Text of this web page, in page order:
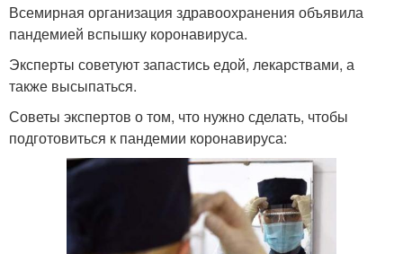
Всемирная организация здравоохранения объявила
пандемией вспышку коронавируса.
Эксперты советуют запастись едой, лекарствами, а
также высыпаться.
Советы экспертов о том, что нужно сделать, чтобы
подготовиться к пандемии коронавируса: